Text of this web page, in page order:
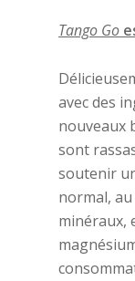
Tango Go
avec des
nouveaux
sont
soutenir
normal,
minéraux,